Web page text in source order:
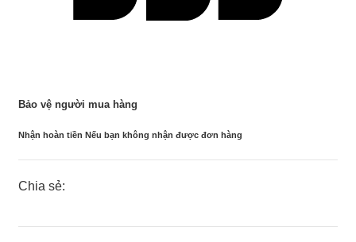
Bảo vệ người mua hàng
Nhận hoàn tiền Nếu bạn không nhận được đơn hàng
Chia sẻ: